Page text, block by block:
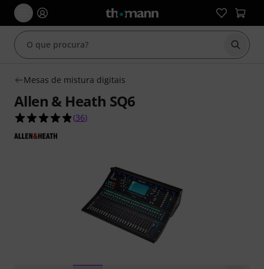
Iniciar
Mesas de mistura digitais
Allen & Heath SQ6
4.8 de 5 estrelas de 36 avaliações de clientes
(36)